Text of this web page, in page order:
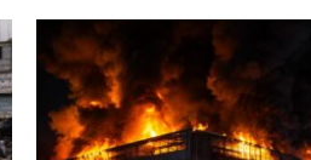
ekonomika